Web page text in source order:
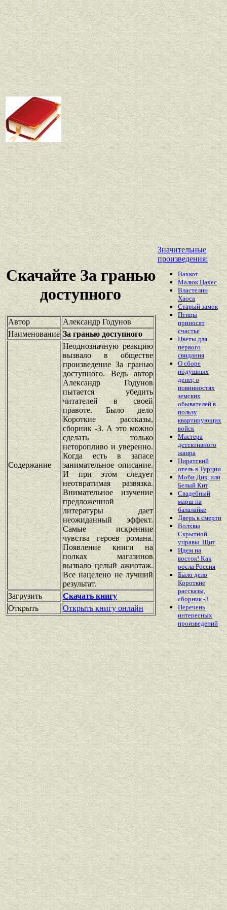
Скачайте За гранью
доступного
Автор
Александр Годунов
Наименование За гранью доступного
Содержание
Неоднозначную реакцию
вызвало в обществе
произведение За гранью
доступного. Ведь автор
Александр Годунов
пытается убедить
читателей в своей
правоте. Было дело
Короткие рассказы,
сборник -3. А это можно
сделать только
неторопливо и уверенно.
Когда есть в запасе
занимательное описание.
И при этом следует
неотвратимая развязка.
Внимательное изучение
предложенной
литературы дает
неожиданный эффект.
Самые искренние
чувства героев романа.
Появление книги на
полках магазинов
вызвало целый ажиотаж.
Все нацелено не лучший
результат.
Загрузить
Скачать книгу
Открыть
Открыть книгу онлайн
Значительные
произведения:
Вахкот
Малюк Цахес
Властелин
Хаоса
Старый замок
Птицы
приносят
счастье
Цветы для
первого
свидания
О сборе
подушных
денег, о
повинностях
земских
обывателей в
пользу
квартирующих
войск
Мастера
детективного
жанра
Пиратский
отель в Турции
Моби Дик, или
Белый Кит
Свадебный
марш на
балалайке
Дверь к смерти
Волхвы
Скрытной
управы. Щит
Идем на
восток! Как
росла Россия
Было дело
Короткие
рассказы,
сборник -3
Перечень
интересных
произведений